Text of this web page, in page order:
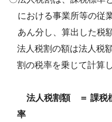
における事業所等の従
あん分し、算出した税
法人税割の額は法人税
割の税率を乗じて計算し
法人税割額 ＝ 課税
率